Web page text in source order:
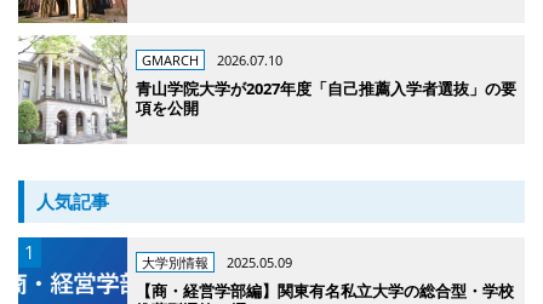
GMARCH 2026.07.10
青山学院大学が2027年度「自己推薦入学者選抜」の要
項を公開
人気記事
大学別情報 2025.05.09
【商・経営学部編】関東有名私立大学の総合型・学校